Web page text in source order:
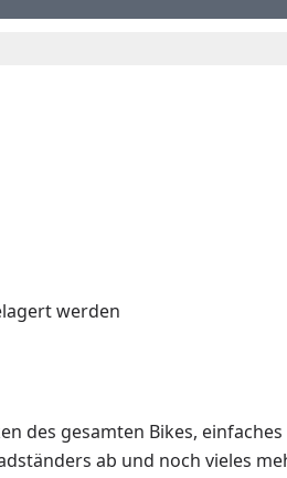
werden
des gesamten Bikes,
ab und noch vieles